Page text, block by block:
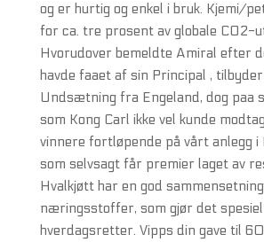
og er hurtig og enkel i bruk. Kjemi/
for ca. tre prosent av globale CO2-
Hvorudover bemeldte Amiral efter
havde faaet af sin Principal ,
Undsætning fra Engeland, dog paa
som Kong Carl ikke vel kunde
vinnere fortløpende på vårt anlegg i
som selvsagt får premier laget av
Hvalkjøtt har en god
næringsstoffer, som gjør det
hverdagsretter. Vipps din gave til